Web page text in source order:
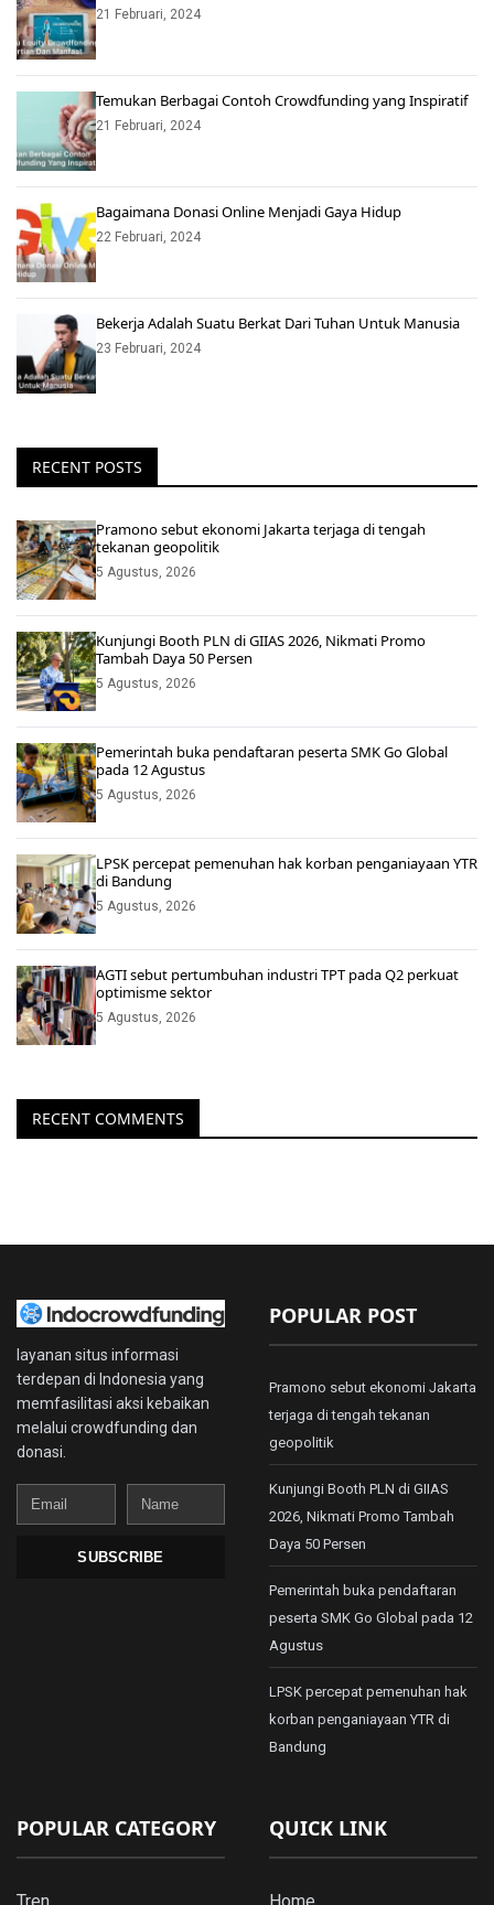
21 Februari, 2024
Temukan Berbagai Contoh Crowdfunding yang Inspiratif
21 Februari, 2024
Bagaimana Donasi Online Menjadi Gaya Hidup
22 Februari, 2024
Bekerja Adalah Suatu Berkat Dari Tuhan Untuk Manusia
23 Februari, 2024
RECENT POSTS
Pramono sebut ekonomi Jakarta terjaga di tengah
tekanan geopolitik
5 Agustus, 2026
Kunjungi Booth PLN di GIIAS 2026, Nikmati Promo
Tambah Daya 50 Persen
5 Agustus, 2026
Pemerintah buka pendaftaran peserta SMK Go Global
pada 12 Agustus
5 Agustus, 2026
LPSK percepat pemenuhan hak korban penganiayaan YTR
di Bandung
5 Agustus, 2026
AGTI sebut pertumbuhan industri TPT pada Q2 perkuat
optimisme sektor
5 Agustus, 2026
RECENT COMMENTS
layanan situs informasi
terdepan di Indonesia yang
memfasilitasi aksi kebaikan
melalui crowdfunding dan
donasi.
Email
Name
SUBSCRIBE
POPULAR POST
Pramono sebut ekonomi Jakarta
terjaga di tengah tekanan
geopolitik
Kunjungi Booth PLN di GIIAS
2026, Nikmati Promo Tambah
Daya 50 Persen
Pemerintah buka pendaftaran
peserta SMK Go Global pada 12
Agustus
LPSK percepat pemenuhan hak
korban penganiayaan YTR di
Bandung
POPULAR CATEGORY
Tren
QUICK LINK
Home